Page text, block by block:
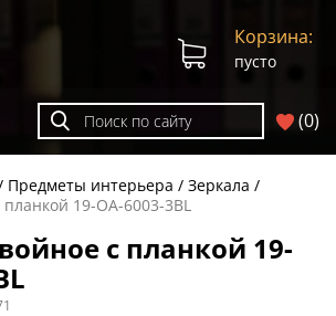
(0)
Корзина:
пусто
Предметы интерьера
Зеркала
19-OA-6003-3BL
с планкой 19-